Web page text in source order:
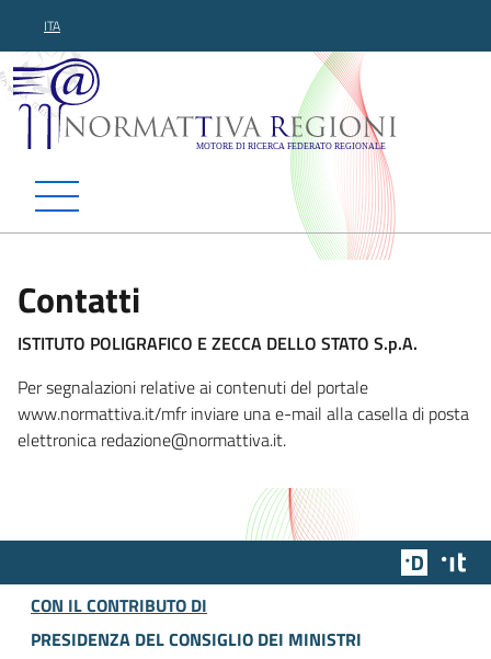
ITA
Normattiva Regioni -
Contatti
ISTITUTO POLIGRAFICO E ZECCA DELLO STATO S.p.A.
Per segnalazioni relative ai contenuti del portale
www.normattiva.it/mfr inviare una e-mail alla casella di posta
elettronica redazione@normattiva.it.
Team
CON IL CONTRIBUTO DI
PRESIDENZA DEL CONSIGLIO DEI MINISTRI